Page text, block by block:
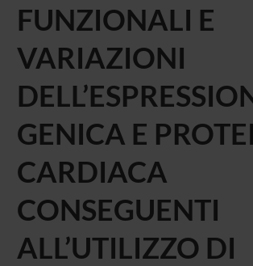
FUNZIONALI E
VARIAZIONI
GENICA E
CARDIACA
CONSEGUENTI
ALL’UTILIZZO DI